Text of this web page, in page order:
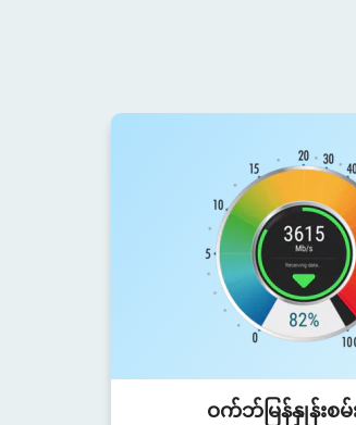
ဝက်ဘ်မြန်နှုန်းစ